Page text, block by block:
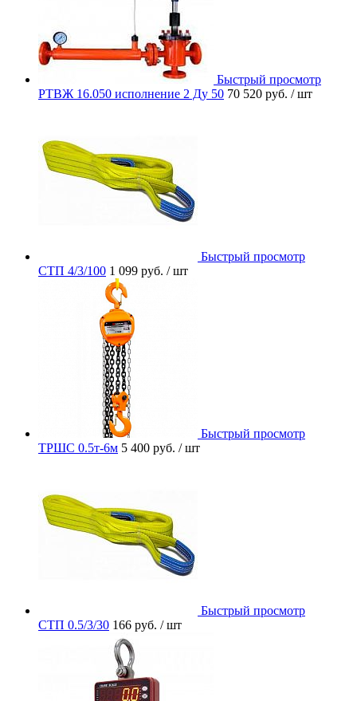
Быстрый просмотр
РТВЖ 16.050 исполнение 2 Ду 50 70 520 руб. / шт
Быстрый просмотр
СТП 4/3/100 1 099 руб. / шт
Быстрый просмотр
ТРШС 0.5т-6м 5 400 руб. / шт
Быстрый просмотр
СТП 0.5/3/30 166 руб. / шт